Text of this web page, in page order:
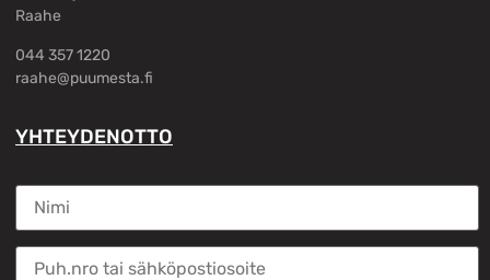
Raahe
044 357 1220
raahe@puumesta.fi
YHTEYDENOTTO